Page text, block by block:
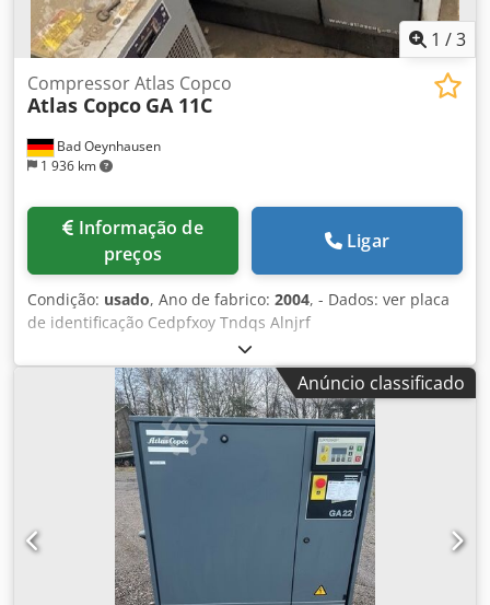
1 /3
Bad Oeynhausen
1 936 km
Compressor Atlas Copco
Atlas Copco GA 11C
preços
Ligar
Condição: usado, Ano de fabrico: 2004, - Dados: ver placa
de identificação Cedpfxoy Tndqs Alnjrf
Anúncio classificado